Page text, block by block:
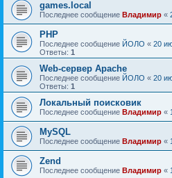
games.local
Последнее сообщение Владимир «
PHP
Последнее сообщение ЙОЛО « 20
Ответы: 1
Web-сервер Apache
Последнее сообщение ЙОЛО « 20
Ответы: 1
Локальный поисковик
Последнее сообщение Владимир «
MySQL
Последнее сообщение Владимир «
Zend
Последнее сообщение Владимир «